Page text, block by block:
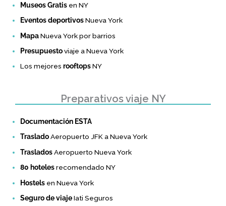
Museos Gratis en NY
Eventos deportivosNueva York
MapaNueva York por barrios
Presupuestoviaje a Nueva York
Los mejores rooftopsNY
Preparativos viaje NY
Documentación ESTA
TrasladoAeropuerto JFK a Nueva York
TrasladosAeropuerto Nueva York
80 hotelesrecomendado NY
Hostels en Nueva York
Seguro de viajeIati Seguros